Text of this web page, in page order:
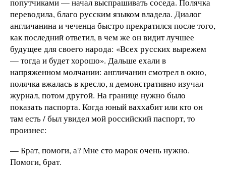
переводила, благо русским языком владела. Диалог
англичанина и чеченца быстро прекратился после того,
как последний ответил, в чем же он видит лучшее
будущее для своего народа: «Всех русских вырежем
— тогда и будет хорошо». Дальше ехали в
напряженном молчании: англичанин смотрел в окно,
полячка вжалась в кресло, я демонстративно изучал
журнал, потом другой. На границе нужно было
показать паспорта. Когда юный ваххабит или кто он
там есть / был увидел мой российский паспорт, то
произнес:
— Брат, помоги, а? Мне сто марок очень нужно.
Помоги, брат.